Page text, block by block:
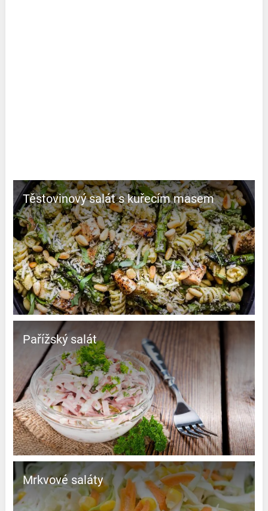
Těstovinový salát s kuřecím masem
Pařížský salát
Mrkvové saláty